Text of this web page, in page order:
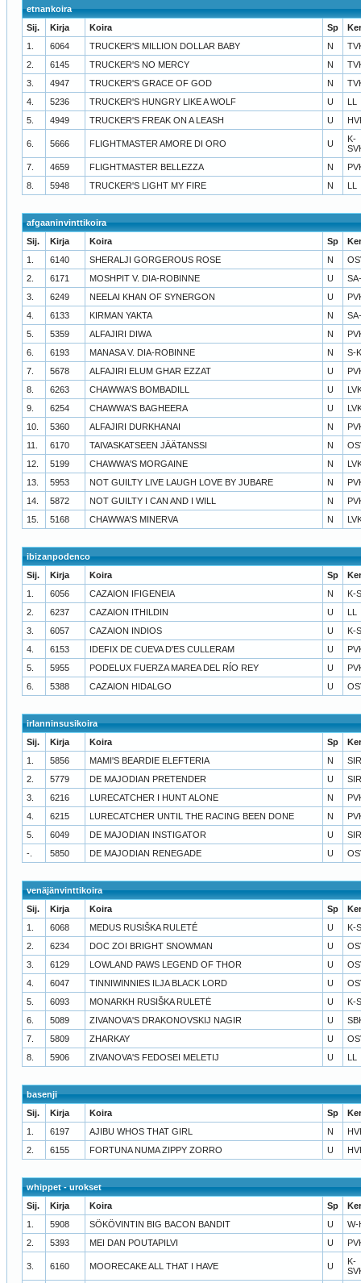
etnankoira
Sij.
Kirja Koira Sp
1.
6064 TRUCKER'S MILLION DOLLAR BABY N
2.
6145 TRUCKER'S NO MERCY N
3.
4947 TRUCKER'S GRACE OF GOD N
4.
5236 TRUCKER'S HUNGRY LIKE A WOLF U
LL
5.
4949 TRUCKER'S FREAK ON A LEASH U
6. 5666 FLIGHTMASTER AMORE DI ORO U
K-
7.
4659 FLIGHTMASTER BELLEZZA N
8.
5948 TRUCKER'S LIGHT MY FIRE N LL
afgaaninvinttikoira
Sij.
Kirja Koira Sp
1.
6140 SHERALJI GORGEROUS ROSE N
2.
6171 MOSHPIT V. DIA-ROBINNE U
3.
6249 NEELAI KHAN OF SYNERGON U
4.
6133 KIRMAN YAKTA N
5.
5359 ALFAJIRI DIWA N
6.
6193 MANASA V. DIA-ROBINNE N
S-
7.
5678 ALFAJIRI ELUM GHAR EZZAT U
8.
6263 CHAWWA'S BOMBADILL U
9.
6254 CHAWWA'S BAGHEERA U
10.
5360 ALFAJIRI DURKHANAI N
11.
6170 TAIVASKATSEEN JÄÄTANSSI N
12.
5199 CHAWWA'S MORGAINE N
13.
5953 NOT GUILTY LIVE LAUGH LOVE BY JUBARE N
14.
5872 NOT GUILTY I CAN AND I WILL N
15.
5168 CHAWWA'S MINERVA N
ibizanpodenco
Sij.
Kirja Koira Sp
1.
6056 CAZAION IFIGENEIA N
K-
2.
6237 CAZAION ITHILDIN U
LL
3.
6057 CAZAION INDIOS U
K-
4.
6153 IDEFIX DE CUEVA D'ES CULLERAM U
5.
5955 PODELUX FUERZA MAREA DEL RÍO REY U
6.
5388 CAZAION HIDALGO U
irlanninsusikoira
Sij.
Kirja Koira Sp
1.
5856 MAMI'S BEARDIE ELEFTERIA N
2.
5779 DE MAJODIAN PRETENDER U
3.
6216 LURECATCHER I HUNT ALONE N
4.
6215 LURECATCHER UNTIL THE RACING BEEN DONE N
5.
6049 DE MAJODIAN INSTIGATOR U
-.
5850 DE MAJODIAN RENEGADE U
venäjänvinttikoira
Sij.
Kirja Koira Sp
1.
6068 MEDUS RUSIŠKA RULETÉ U
K-
2.
6234 DOC ZOI BRIGHT SNOWMAN U
3.
6129 LOWLAND PAWS LEGEND OF THOR U
4.
6047 TINNIWINNIES ILJA BLACK LORD U
5.
6093 MONARKH RUSIŠKA RULETĖ U
K-
6.
5089 ZIVANOVA'S DRAKONOVSKIJ NAGIR U
7.
5809 ZHARKAY U
8.
5906 ZIVANOVA'S FEDOSEI MELETIJ U LL
basenji
Sij.
Kirja Koira Sp
1.
6197 AJIBU WHOS THAT GIRL N
2.
6155 FORTUNA NUMA ZIPPY ZORRO U
whippet - urokset
Sij.
Kirja Koira Sp
1.
5908 SÖKÖVINTIN BIG BACON BANDIT U
W-
2.
5393 MEI DAN POUTAPILVI U
3. 6160 MOORECAKE ALL THAT I HAVE U
K-